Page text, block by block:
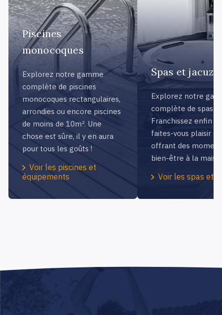
Piscines
monocoques
Explorez notre gamme
complète de piscines
monocoques rectangulaires,
arrondies ou encore piscines
de moins de 10m². Une
chose est sûre, il y en aura
pour tous les goûts !
Voir les piscines et
équipements
Spas et jacuzzi
Explorez notre
complète de spas
Franchissez enfin
faites-vous plaisir
offrant des
bien-être à la
Voir les spas et